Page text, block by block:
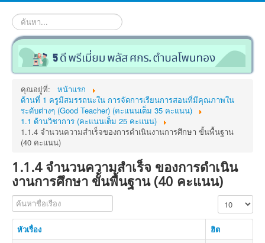
ค้นหา...
คุณอยู่ที่:
หน้าแรก
ด้านที่ 1 ครูมีสมรรถนะใน การจัดการเรียนการสอนที่มีคุณภาพใน
ระดับต่างๆ (Good Teacher) (คะแนนเต็ม 35 คะแนน)
1.1 ด้านวิชาการ (คะแนนเต็ม 25 คะแนน)
1.1.4 จำนวนความสำเร็จของการดำเนินงานการศึกษา ขั้นพื้นฐาน
(40 คะแนน)
1.1.4 จำนวนความสำเร็จ ของการดำเนิน
งานการศึกษา ขั้นพื้นฐาน (40 คะแนน)
ค้นหาชื่อเรือง แสดง #
หัวเรื่อง
ฮิต